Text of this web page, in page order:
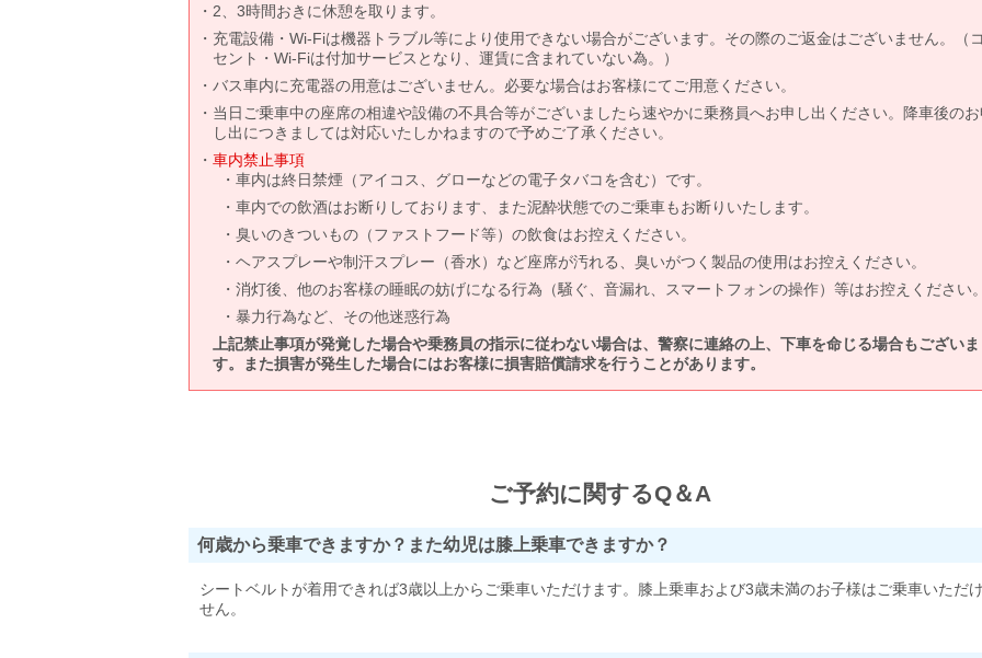
2、3時間おきに休憩を取ります。
充電設備・Wi-Fiは機器トラブル等により使用できない場合がございます。その際のご返金はございません。（
セント・Wi-Fiは付加サービスとなり、運賃に含まれていない為。）
バス車内に充電器の用意はございません。必要な場合はお客様にてご用意ください。
当日ご乗車中の座席の相違や設備の不具合等がございましたら速やかに乗務員へお申し出ください。降車後の
し出につきましては対応いたしかねますので予めご了承ください。
車内禁止事項
車内は終日禁煙（アイコス、グローなどの電子タバコを含む）です。
車内での飲酒はお断りしております、また泥酔状態でのご乗車もお断りいたします。
臭いのきついもの（ファストフード等）の飲食はお控えください。
ヘアスプレーや制汗スプレー（香水）など座席が汚れる、臭いがつく製品の使用はお控えください。
消灯後、他のお客様の睡眠の妨げになる行為（騒ぐ、音漏れ、スマートフォンの操作）等はお控えください
暴力行為など、その他迷惑行為
上記禁止事項が発覚した場合や乗務員の指示に従わない場合は、警察に連絡の上、下車を命じる場合もございま
す。また損害が発生した場合にはお客様に損害賠償請求を行うことがあります。
ご予約に関するQ＆A
何歳から乗車できますか？また幼児は膝上乗車できますか？
シートベルトが着用できれば3歳以上からご乗車いただけます。膝上乗車および3歳未満のお子様はご乗車いただ
せん。